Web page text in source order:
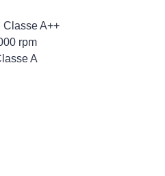
Classe A++
rpm
A